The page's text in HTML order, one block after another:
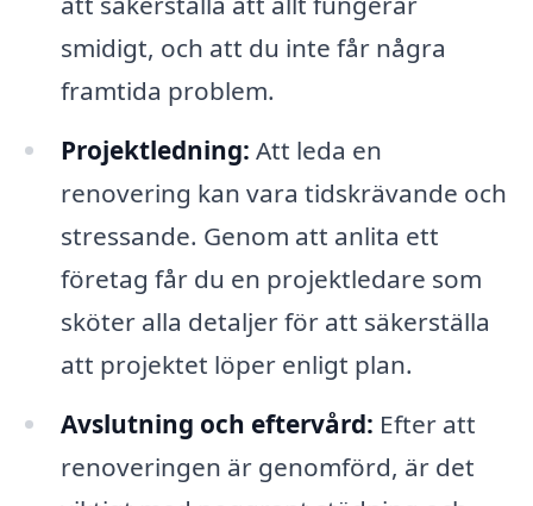
smidigt, och att du inte får några
framtida problem.
Projektledning: Att leda en
renovering kan vara tidskrävande och
stressande. Genom att anlita ett
företag får du en projektledare som
sköter alla detaljer för att säkerställa
att projektet löper enligt plan.
Avslutning och eftervård: Efter att
renoveringen är genomförd, är det